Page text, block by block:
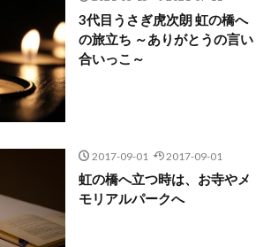
3代目うさぎ虎次朗 虹の橋へ
の旅立ち ～ありがとうの言い
合いっこ～
2017-09-01 2017-09-01
虹の橋へ立つ時は、お寺やメ
モリアルパークへ